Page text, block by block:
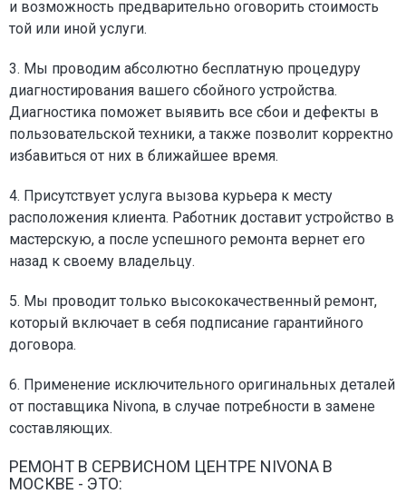
и возможность предварительно оговорить стоимость
той или иной услуги.
3. Мы проводим абсолютно бесплатную процедуру
диагностирования вашего сбойного устройства.
Диагностика поможет выявить все сбои и дефекты в
пользовательской техники, а также позволит корректно
избавиться от них в ближайшее время.
4. Присутствует услуга вызова курьера к месту
расположения клиента. Работник доставит устройство в
мастерскую, а после успешного ремонта вернет его
назад к своему владельцу.
5. Мы проводит только высококачественный ремонт,
который включает в себя подписание гарантийного
договора.
6. Применение исключительного оригинальных деталей
от поставщика Nivona, в случае потребности в замене
составляющих.
РЕМОНТ В СЕРВИСНОМ ЦЕНТРЕ NIVONA В
МОСКВЕ - ЭТО: